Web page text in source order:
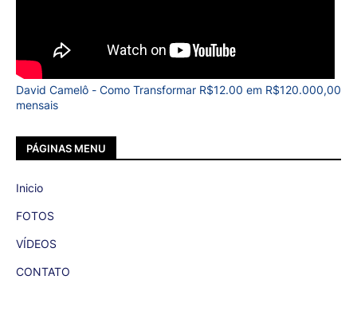
David Camelô - Como Transformar R$12.00 em R$120.000,00
mensais
PÁGINAS MENU
Inicio
FOTOS
VÍDEOS
CONTATO